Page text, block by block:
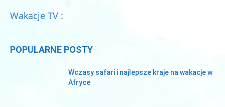
Wakacje TV :
POPULARNE POSTY
Wczasy safari i najlepsze kraje na wakacje w
Afryce